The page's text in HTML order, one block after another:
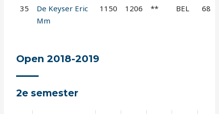
35
De Keyser Eric
Mm
1150 1206 ** BEL 68
Open 2018-2019
2e semester